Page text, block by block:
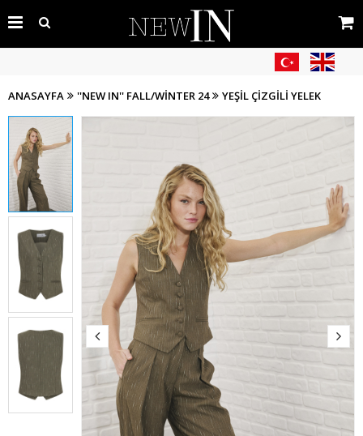
ANASAYFA ''NEW IN'' FALL/WİNTER 24 YEŞIL ÇIZGILI YELEK